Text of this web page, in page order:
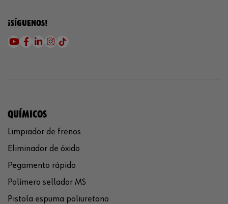
¡SÍGUENOS!
QUÍMICOS
Limpiador de frenos
Eliminador de óxido
Pegamento rápido
Polímero sellador MS
Pistola espuma poliuretano